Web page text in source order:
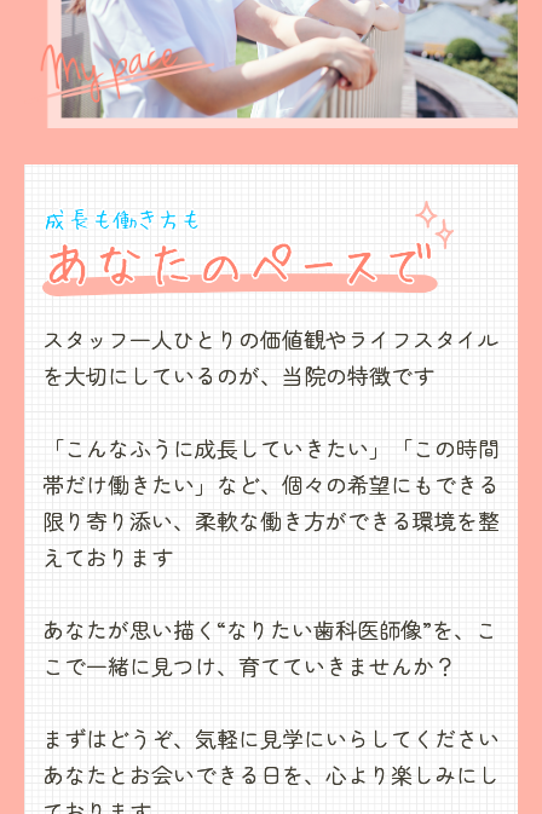
スタッフ一人ひとりの価値観やライフスタイル
を大切にしているのが、当院の特徴です
「こんなふうに成長していきたい」「この時間
帯だけ働きたい」など、 個々の希望にもできる
限り寄り添い、 柔軟な働き方ができる環境を整
えております
あなたが思い描く“なりたい歯科医師像”を、 こ
こで一緒に見つけ、育てていきませんか？
まずはどうぞ、気軽に見学にいらしてください
あなたとお会いできる日を、心より楽しみにし